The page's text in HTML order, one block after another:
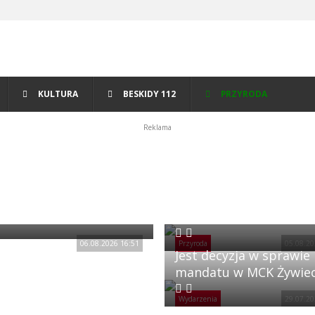
KULTURA BESKIDY 112 PRZYRODA
Reklama
06.08.2026 16:51 Przyroda
Wydarzenia
Jest decyzja w sprawie
mandatu w MCK